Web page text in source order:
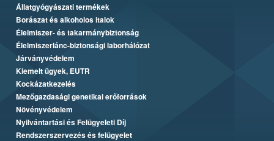
Állatgyógyászati termékek
Borászat és alkoholos italok
Élelmiszer- és takarmánybiztonság
Élelmiszerlánc-biztonsági laborhálózat
Járványvédelem
Kiemelt ügyek, EUTR
Kockázatkezelés
Mezőgazdasági genetikai erőforrások
Növényvédelem
Nyilvántartási és Felügyeleti Díj
Rendszerszervezés és felügyelet